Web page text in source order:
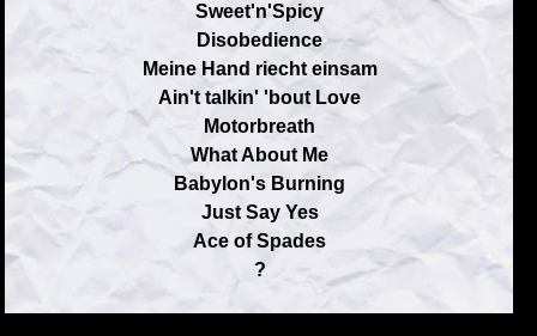
Sweet'n'Spicy
Disobedience
Meine Hand riecht einsam
Ain't talkin' 'bout Love
Motorbreath
What About Me
Babylon's Burning
Just Say Yes
Ace of Spades
?